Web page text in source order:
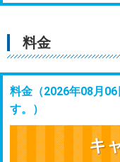
料金
料金（2026年08月
す。
）
キ